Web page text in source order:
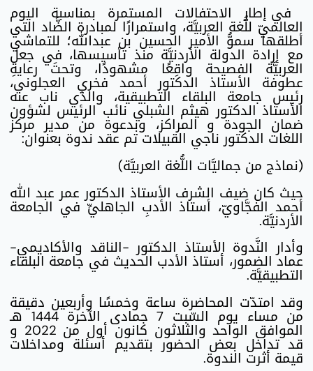
في إطار الاحتفالات المستمرة بمناسبة اليوم
العالميّ للُّغة العربيَّة، واستمرارًا لمبادرة الضَّاد التي
أطلقها سموُّ الأمير الحسين بن عبدالله؛ للتماشي
مع إرادة الدولة الأردنيَّة منذ تأسيسها، في جعل
العربيَّة الفصيحة واقِعًا مشهودًا، وتحتَ رعايةِ
عطوفة الأستاذ الدكتور أحمد فخري العجلوني،
رئيس جامعة البلقاء التطبيقية، والذي ناب عنه
الأستاذ الدكتور هيثم الشبلي نائب الرئيس لشؤون
ضمان الجودة و المراكز، وبدعوة من مدير مركز
اللغات الدكتور ناجي القبيلات تم عقد ندوة بعنوان:
(نماذج من جماليَّات اللُّغة العربيَّة)
حيث كان ضيف الشرف الأستاذ الدكتور عمر عبد الله
أحمد الفجَّاويّ، أستاذ الأدبِ الجاهليِّ في الجامعة
الأردنيَّة.
وأدار النَّدوة الأستاذ الدكتور -الناقد والأكاديمي-
عماد الضمور، أستاذ الأدب الحديث في جامعة البلقاء
التطبيقيَّة.
وقد امتدّت المحاضرة ساعة وخمسًا وأربعين دقيقة
من مساء يوم السّبت 7 جمادى الآخرة 1444 هـ
الموافق الواحد والثلاثون كانون أول من 2022 و
قد تداخل بعض الحضور بتقديم أسئلة ومداخلات
قيمة أثرت الندوة.